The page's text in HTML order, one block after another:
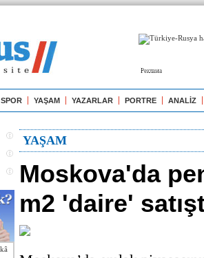
Реклама
SPOR YAŞAM YAZARLAR PORTRE ANALİZ
YAŞAM
Moskova'da
m2 'daire'